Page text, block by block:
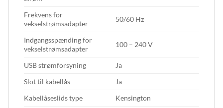
Frekvens for
vekselstrømsadapter
50/60 Hz
Indgangsspænding for
vekselstrømsadapter
100 – 240 V
USB strømforsyning
Ja
Slot til kabellås
Ja
Kabellåseslids type
Kensington